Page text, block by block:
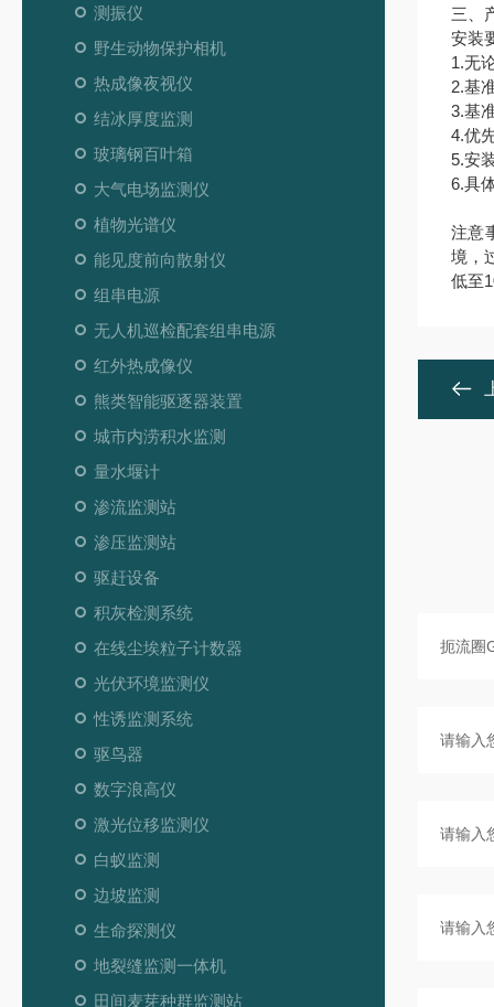
测振仪
野生动物保护相机
热成像夜视仪
结冰厚度监测
玻璃钢百叶箱
大气电场监测仪
植物光谱仪
能见度前向散射仪
组串电源
无人机巡检配套组串电源
红外热成像仪
熊类智能驱逐器装置
城市内涝积水监测
量水堰计
渗流监测站
渗压监测站
驱赶设备
积灰检测系统
在线尘埃粒子计数器
光伏环境监测仪
性诱监测系统
驱鸟器
数字浪高仪
激光位移监测仪
白蚁监测
边坡监测
生命探测仪
地裂缝监测一体机
田间麦芽种群监测站
三、
安装
1.无
2.基
3.基
4.优
5.安
6.具
注意
境，
低至